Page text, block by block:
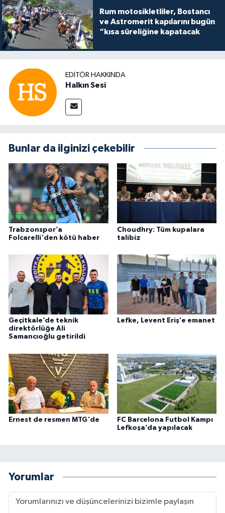
Rum motosikletliler, Bostancı
ve Astromerit kapılarını bugün
“kısa süreliğine kapatacak
EDITÖR HAKKINDA
Halkın Sesi
Bunlar da ilginizi çekebilir
Trabzonspor’a
Folcarelli'den kötü haber
Choudhry: Tüm kupalara
talibiz
Geçitkale’de teknik
direktörlüğe Ali
Samancıoğlu getirildi
Lefke, Levent Eriş’e emanet
Ernest de resmen MTG'de
FC Barcelona Futbol Kampı
Lefkoşa’da yapılacak
Yorumlar